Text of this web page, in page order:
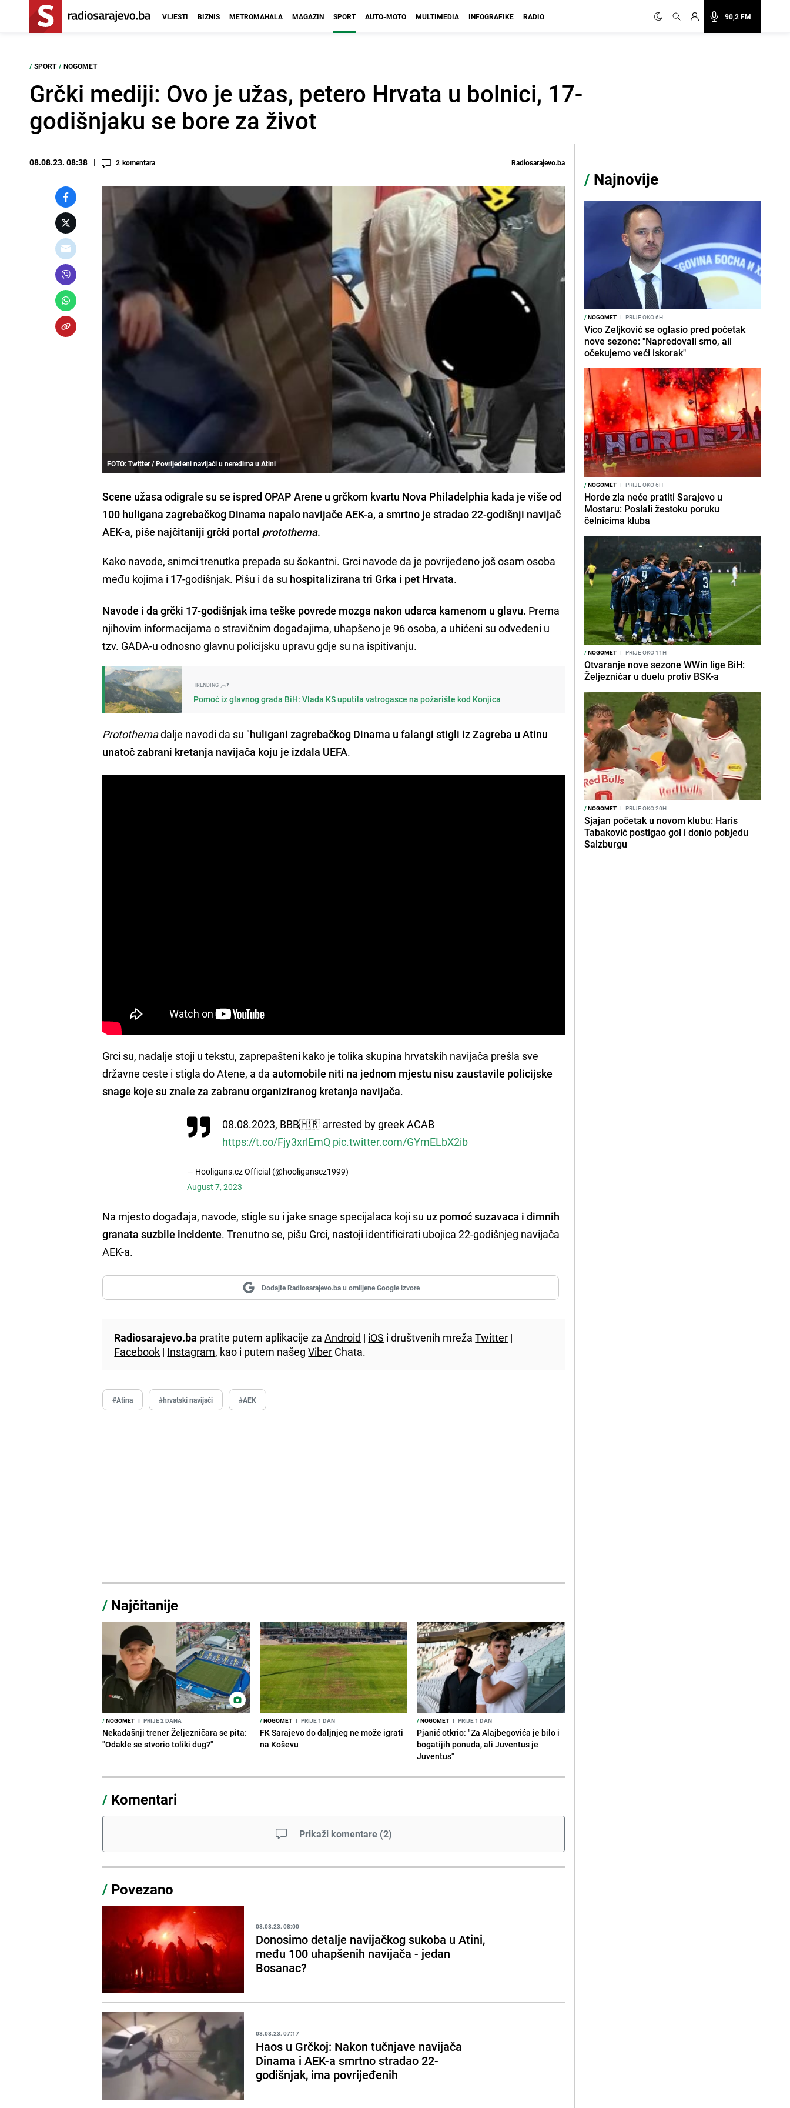
90,2 FM
VIJESTI BIZNIS METROMAHALA MAGAZIN SPORT AUTO-MOTO MULTIMEDIA INFOGRAFIKE RADIO
/ SPORT / NOGOMET
Grčki mediji: Ovo je užas, petero Hrvata u bolnici, 17-
godišnjaku se bore za život
08.08.23. 08:38 2 komentara Radiosarajevo.ba
FOTO: Twitter / Povrijeđeni navijači u neredima u Atini
Scene užasa odigrale su se ispred OPAP Arene u grčkom kvartu Nova Philadelphia kada je više od
100 huligana zagrebačkog Dinama napalo navijače AEK-a, a smrtno je stradao 22-godišnji navijač
AEK-a, piše najčitaniji grčki portal protothema.
Kako navode, snimci trenutka prepada su šokantni. Grci navode da je povrijeđeno još osam osoba
među kojima i 17-godišnjak. Pišu i da su hospitalizirana tri Grka i pet Hrvata.
Navode i da grčki 17-godišnjak ima teške povrede mozga nakon udarca kamenom u glavu. Prema
njihovim informacijama o stravičnim događajima, uhapšeno je 96 osoba, a uhićeni su odvedeni u
tzv. GADA-u odnosno glavnu policijsku upravu gdje su na ispitivanju.
TRENDING
Pomoć iz glavnog grada BiH: Vlada KS uputila vatrogasce na požarište kod Konjica
Protothemadalje navodi da su "huligani zagrebačkog Dinama u falangi stigli iz Zagreba u Atinu
unatoč zabrani kretanja navijača koju je izdala UEFA.
Grci su, nadalje stoji u tekstu, zaprepašteni kako je tolika skupina hrvatskih navijača prešla sve
državne ceste i stigla do Atene, a daautomobile niti na jednom mjestu nisu zaustavile policijske
snage koje su znale za zabranu organiziranog kretanja navijača.
08.08.2023, BBB🇭🇷 arrested by greek ACAB
https://t.co/Fjy3xrlEmQ pic.twitter.com/GYmELbX2ib
— Hooligans.cz Official (@hooliganscz1999)
August 7, 2023
Na mjesto događaja, navode, stigle su i jake snage specijalaca koji su uz pomoć suzavaca i dimnih
granata suzbile incidente. Trenutno se, pišu Grci, nastoji identificirati ubojica 22-godišnjeg navijača
AEK-a.
Dodajte Radiosarajevo.ba u omiljene Google izvore
Radiosarajevo.ba pratite putem aplikacije zaAndroid | iOS i društvenih mrežaTwitter |
Facebook | Instagram, kao i putem našegViber Chata.
#Atina #hrvatski navijači #AEK
/ Najčitanije
/NOGOMET I PRIJE 2 DANA
Nekadašnji trener Željezničara se pita:
"Odakle se stvorio toliki dug?"
/NOGOMET I PRIJE 1 DAN
FK Sarajevo do daljnjeg ne može igrati
na Koševu
/NOGOMET I PRIJE 1 DAN
Pjanić otkrio: "Za Alajbegovića je bilo i
bogatijih ponuda, ali Juventus je
Juventus"
/ Komentari
Prikaži komentare (2)
/ Povezano
08.08.23. 08:00
Donosimo detalje navijačkog sukoba u Atini,
među 100 uhapšenih navijača - jedan
Bosanac?
08.08.23. 07:17
Haos u Grčkoj: Nakon tučnjave navijača
Dinama i AEK-a smrtno stradao 22-
godišnjak, ima povrijeđenih
/ Najnovije
/NOGOMET I PRIJE OKO 6H
Vico Zeljković se oglasio pred početak
nove sezone: "Napredovali smo, ali
očekujemo veći iskorak"
/NOGOMET I PRIJE OKO 6H
Horde zla neće pratiti Sarajevo u
Mostaru: Poslali žestoku poruku
čelnicima kluba
/NOGOMET I PRIJE OKO 11H
Otvaranje nove sezone WWin lige BiH:
Željezničar u duelu protiv BSK-a
/NOGOMET I PRIJE OKO 20H
Sjajan početak u novom klubu: Haris
Tabaković postigao gol i donio pobjedu
Salzburgu